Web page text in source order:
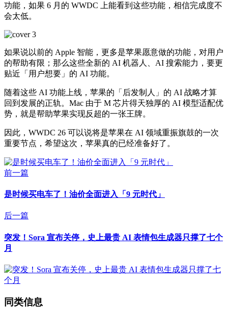
功能，如果 6 月的 WWDC 上能看到这些功能，相信完成度不
会太低。
如果说以前的 Apple 智能，更多是苹果愿意做的功能，对用户
的帮助有限；那么这些全新的 AI 机器人、AI 搜索能力，要更
贴近「用户想要」的 AI 功能。
随着这些 AI 功能上线，苹果的「后发制人」的 AI 战略才算
回到发展的正轨。Mac 由于 M 芯片得天独厚的 AI 模型适配优
势，就是帮助苹果实现反超的一张王牌。
因此，WWDC 26 可以说将是苹果在 AI 领域重振旗鼓的一次
重要节点，希望这次，苹果真的已经准备好了。
前一篇
是时候买电车了！油价全面进入「9 元时代」
后一篇
突发！Sora 宣布关停，史上最贵 AI 表情包生成器只撑了七个
月
同类信息